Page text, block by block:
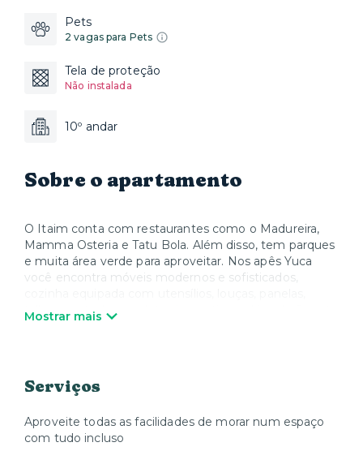
Pets
2 vagas para Pets
Tela de proteção
Não instalada
10º andar
Sobre o apartamento
O Itaim conta com restaurantes como o Madureira,
Mamma Osteria e Tatu Bola. Além disso, tem parques
e muita área verde para aproveitar. Nos apês Yuca
você encontra móveis modernos e sofisticados,
talheres e todos os eletrodomésticos, além de Smart
Mostrar mais
Serviços
Aproveite todas as facilidades de morar num espaço
com tudo incluso